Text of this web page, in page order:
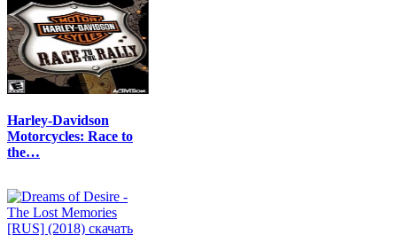
Harley-Davidson
Motorcycles: Race to
the…